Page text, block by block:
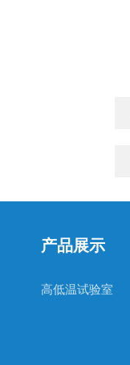
产品展示
高低温试验室